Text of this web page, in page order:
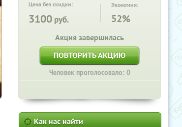
Цена без скидки:
3100 руб.
Экономия:
52%
Акция завершилась
ПОВТОРИТЬ АКЦИЮ
Человек проголосовало: 0
Как нас найти